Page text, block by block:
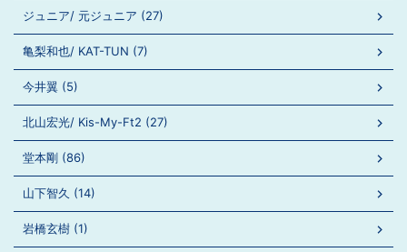
ジュニア/ 元ジュニア (27)
亀梨和也/ KAT-TUN (7)
今井翼 (5)
北山宏光/ Kis-My-Ft2 (27)
堂本剛 (86)
山下智久 (14)
岩橋玄樹 (1)